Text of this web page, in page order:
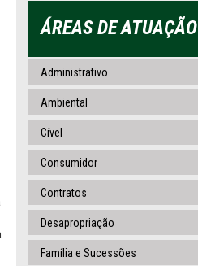
ÁREAS DE ATUAÇÃO
Administrativo
Ambiental
Cível
Consumidor
Contratos
Desapropriação
Família e Sucessões